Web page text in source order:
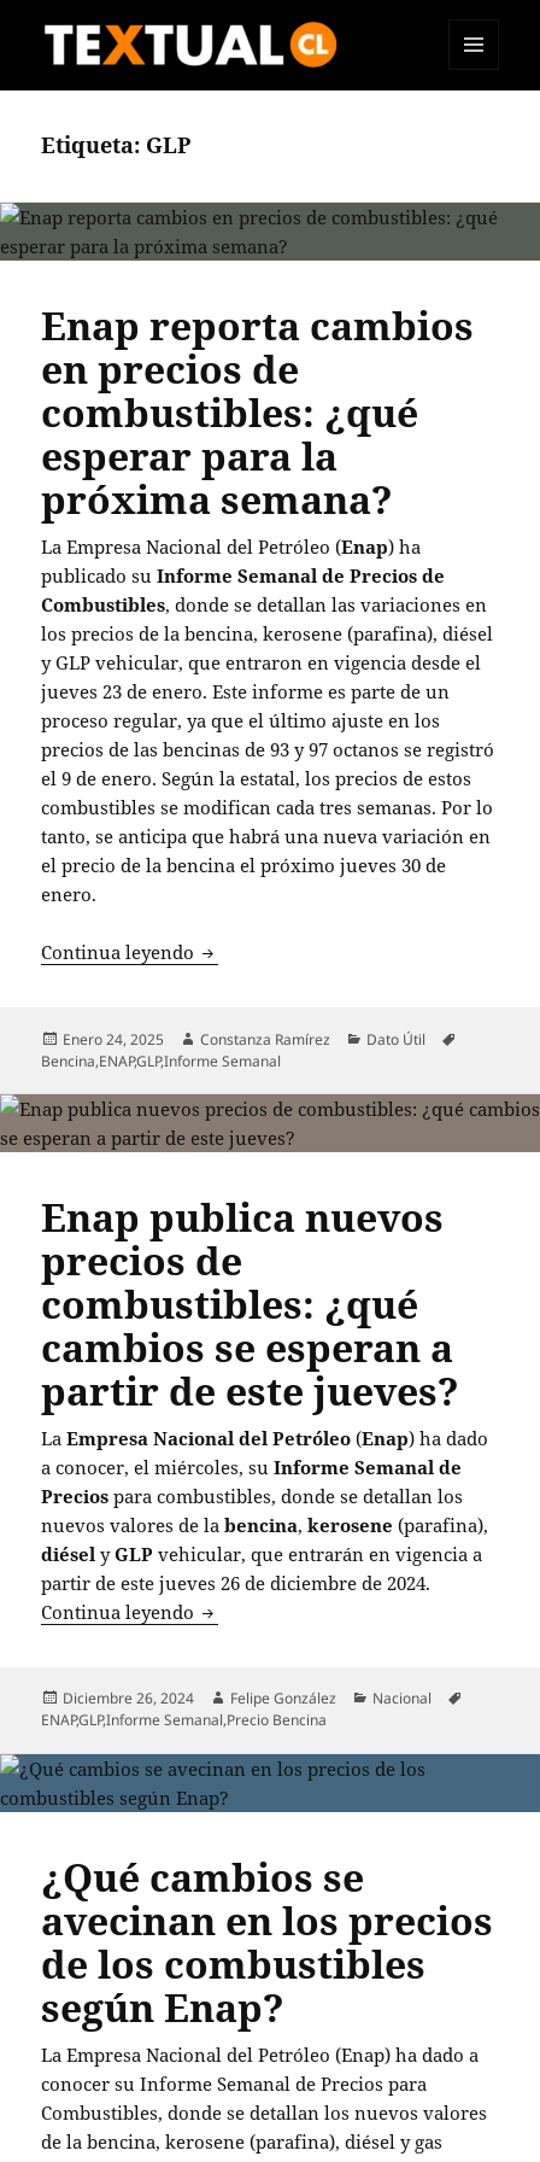
Etiqueta: GLP
Enap reporta cambios
en precios de
combustibles: ¿qué
esperar para la
próxima semana?
La Empresa Nacional del Petróleo (Enap) ha
publicado suInforme Semanal de Precios de
Combustibles, donde se detallan las variaciones en
los precios de la bencina, kerosene (parafina), diésel
y GLP vehicular, que entraron en vigencia desde el
jueves 23 de enero. Este informe es parte de un
proceso regular, ya que el último ajuste en los
precios de las bencinas de 93 y 97 octanos se registró
el 9 de enero. Según la estatal, los precios de estos
combustibles se modifican cada tres semanas. Por lo
tanto, se anticipa que habrá una nueva variación en
el precio de la bencina el próximo jueves 30 de
enero.
Continua leyendo Enap reporta cambios en precios de
Publicado
el
Enero 24, 2025 Autor
Constanza Ramírez Categorías
Dato Útil
Bencina,ENAP,GLP,Informe Semanal
Enap publica nuevos
precios de
combustibles: ¿qué
cambios se esperan a
partir de este jueves?
LaEmpresa Nacional del Petróleo (Enap) ha dado
a conocer, el miércoles, suInforme Semanal de
Precios para combustibles, donde se detallan los
nuevos valores de labencina,kerosene (parafina),
diésel yGLP vehicular, que entrarán en vigencia a
partir de este jueves 26 de diciembre de 2024.
Continua leyendo Enap publica nuevos precios de
Publicado
el
Diciembre 26, 2024 Autor
Felipe González Categorías
Nacional
ENAP,GLP,Informe Semanal,Precio Bencina
¿Qué cambios se
avecinan en los precios
de los combustibles
según Enap?
La Empresa Nacional del Petróleo (Enap) ha dado a
conocer su Informe Semanal de Precios para
Combustibles, donde se detallan los nuevos valores
de la bencina, kerosene (parafina), diésel y gas